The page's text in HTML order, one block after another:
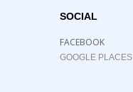
SOCIAL
FACEBOOK
GOOGLE PLACES